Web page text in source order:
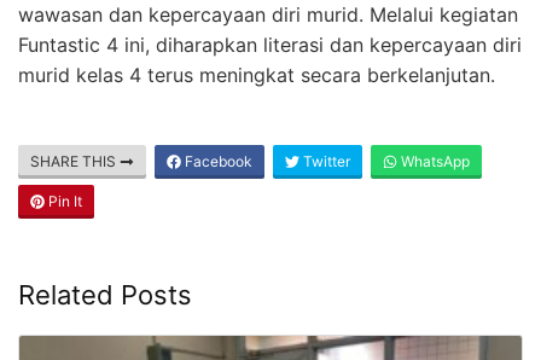
wawasan dan kepercayaan diri murid. Melalui kegiatan
Funtastic 4 ini, diharapkan literasi dan kepercayaan diri
murid kelas 4 terus meningkat secara berkelanjutan.
SHARE THIS Facebook Twitter WhatsApp
Pin It
Related Posts